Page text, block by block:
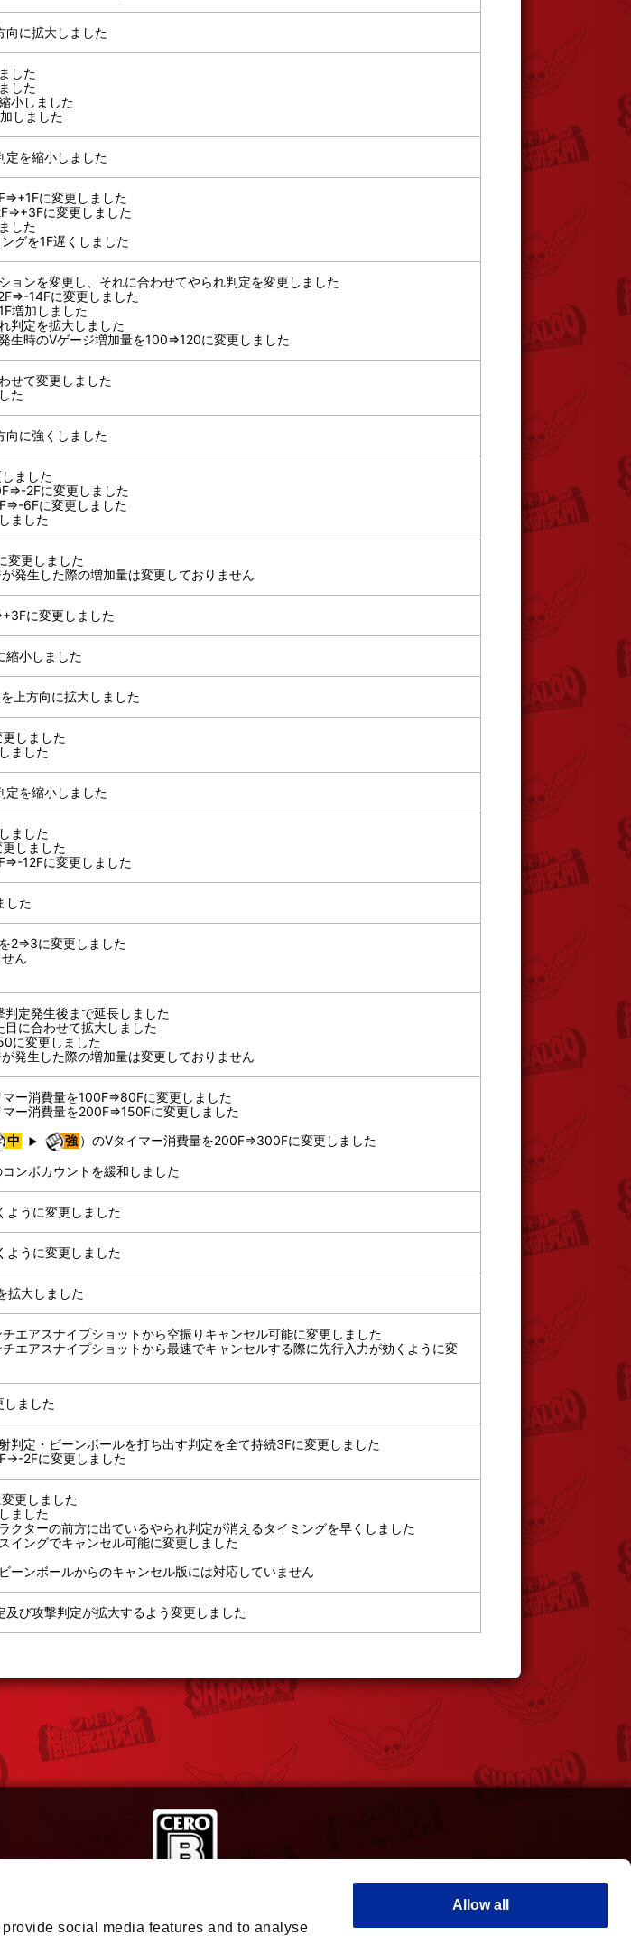
social media features and to analyse
Allow all
向に拡大しました
した
した
小しました
しました
定を縮小しました
に変更しました
に変更しました
した
グを1F遅くしました
ンを変更し、それに合わせてやられ判定を変更しました
14Fに変更しました
増加しました
判定を拡大しました
生時のVゲージ増加量を100⇒120に変更しました
せて変更しました
た
向に強くしました
ました
2Fに変更しました
6Fに変更しました
ました
変更しました
発生した際の増加量は変更しておりません
に変更しました
縮小しました
上方向に拡大しました
しました
ました
定を縮小しました
ました
しました
12Fに変更しました
した
2⇒3に変更しました
ん
定発生後まで延長しました
に合わせて拡大しました
に変更しました
発生した際の増加量は変更しておりません
ー消費量を100F⇒80Fに変更しました
ー消費量を200F⇒150Fに変更しました
中 強 ）のVタイマー消費量を200F⇒300Fに変更しました
ンボカウントを緩和しました
ように変更しました
ように変更しました
拡大しました
エアスナイプショットから空振りキャンセル可能に変更しました
エアスナイプショットから最速でキャンセルする際に先行入力が効くように変
ました
定・ビーンボールを打ち出す判定を全て持続3Fに変更しました
2Fに変更しました
更しました
ました
ターの前方に出ているやられ判定が消えるタイミングを早くしました
ングでキャンセル可能に変更しました
ンボールからのキャンセル版には対応していません
及び攻撃判定が拡大するよう変更しました
標または商標です。